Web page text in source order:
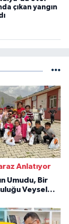
çıkan yangın
Anlatıyor
Umudu, Bir
Veysel